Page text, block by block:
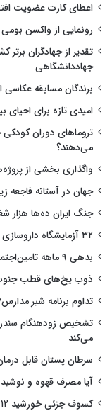
اعطای کارت عضویت
رونمایی از واکسن بومی
تقدیر از جهادگران
جهاددانشگاهی
برندگان مسابقه عکاسی از
امیدی تازه برای
تروماهای دوران کودکی
می‌دهند؟
واگذاری بخشی از
جهان در آستانه
جنگ ایران ده‌ها هزار
۳۲ آزمایشگاه داروسازی به فضا می‌روند
بدهی ۹ ماهه تامین‌اجتماعی به مراکز دیالیز
ذوب یخ‌های قطب
تداوم برنامه شیر
تشخیص زودهنگام
می‌کند
سرطان پستان قابل
آیا مصرف قهوه و
کسوف جزئی خورشید ۱۲ اوت رخ می‌دهد